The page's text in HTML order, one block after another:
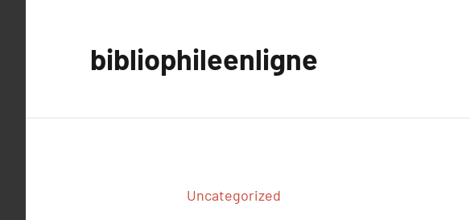
bibliophileenligne
Uncategorized